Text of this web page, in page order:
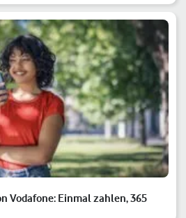
Vodafone: Einmal zahlen, 365